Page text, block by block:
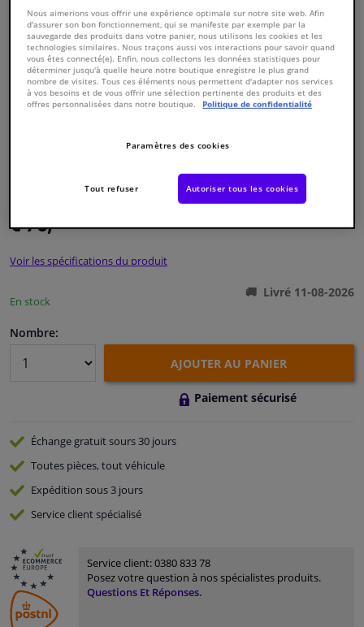
Filtres & liquides
Bagages & transport
Fenêtres & accessoires
Atelier & outils
Camping-car, moto & vélo
Promotions et réductions
4054224841570
€ 76,
Voir les spécifications du produit
En stock
Livré 11-08-2026
Nombre:
AJOUTER AU PANIER
Paiement sécurisé
Échange gratuitsours 30 jours
Toutes pièces, tout véhicule
Expédition sous 3 jours
Serviceclient spécialisé
Service client:0380 833 78
Posez votre question à nos spécialistes produits.
Questions Et Réponses.
Nous aimerions vous offrir une expérience optimale sur notre site web. Afin
d'assurer son bon fonctionnement, qui se manifeste par exemple par la
sauvegarde des produits dans votre panier, nous utilisons les cookies et les
technologies similaires. Nous traçons aussi vos interactions pour savoir quand
vous êtes connecté(e). Enfin, nous collectons les données statistiques pour
déterminer jusqu'à quelle heure notre boutique enregistre le plus grand
nombre de visites. Tous ces éléments nous permettent d'adapter nos services
à vos besoins et de vous offrir une sélection pertinente des produits et des
offres personnalisées dans notre boutique.
Politique de confidentialité
Paramètres des cookies
Tout refuser Autoriser tous les cookies